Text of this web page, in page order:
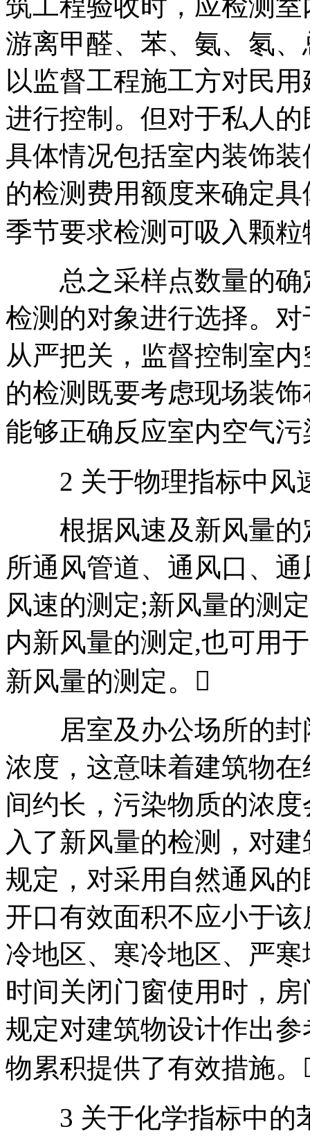
筑工程验收时，应检测
游离甲醛、苯、氨、氡
以监督工程施工方对民
进行控制。但对于私人
具体情况包括室内装饰
的检测费用额度来确定
季节要求检测可吸入颗
总之采样点数量的确
检测的对象进行选择。
从严把关，监督控制室
的检测既要考虑现场装
能够正确反应室内空气
2 关于物理指标中风
根据风速及新风量的
所通风管道、通风口、
风速的测定;新风量的测
内新风量的测定,也可用
新风量的测定。
居室及办公场所的封
浓度，这意味着建筑物
间约长，污染物质的浓度
入了新风量的检测，对
规定，对采用自然通风
开口有效面积不应小于
冷地区、寒冷地区、严
时间关闭门窗使用时，
规定对建筑物设计作出
物累积提供了有效措施。
3 关于化学指标中的